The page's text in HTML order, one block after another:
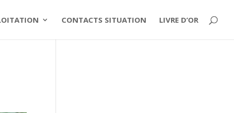
CONTACTS SITUATION LIVRE D’OR